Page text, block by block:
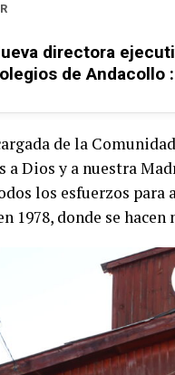
directora
de Andacollo
de la
a Dios y a nuestra
los esfuerzos para
1978, donde se hacen